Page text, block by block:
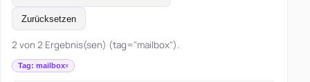
Zurücksetzen
2 von 2 Ergebnis(sen) (tag="mailbox").
Tag: mailbox